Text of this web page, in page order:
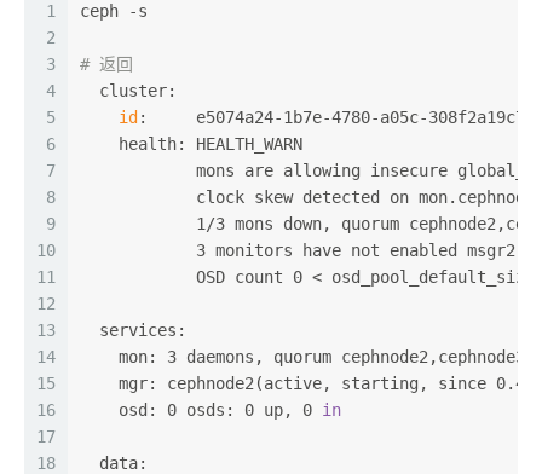
1
2
3
4
5
6
7
8
9
10
11
12
13
14
15
16
17
18
ceph -s
# 返回
  cluster:
id :     e5074a24-1b7e-4780-a05c-
    health: HEALTH_WARN
mons are allowing insecure
clock skew detected on
1/3 mons down, quorum
            3 monitors have not enabled msgr2
OSD count 0 < osd_pool_default_size
  services:
mon: 3 daemons, quorum cephnode2,cephnode3
mgr: cephnode2(active, starting, since
    osd: 0 osds: 0 up, 0
in
  data: